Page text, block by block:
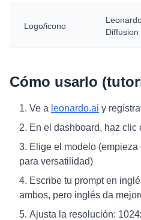
Logo/icono
Diffusion
Cómo usarlo
Ve a leonardo.ai y
En el dashboard, haz clic
Elige el modelo
para versatilidad)
Escribe tu prompt en
ambos, pero inglés da
Ajusta la resolución: